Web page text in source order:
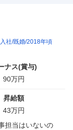
社 既婚 2018年頃
ナス(賞与)
90万円
昇給額
43万円
担当はいないの